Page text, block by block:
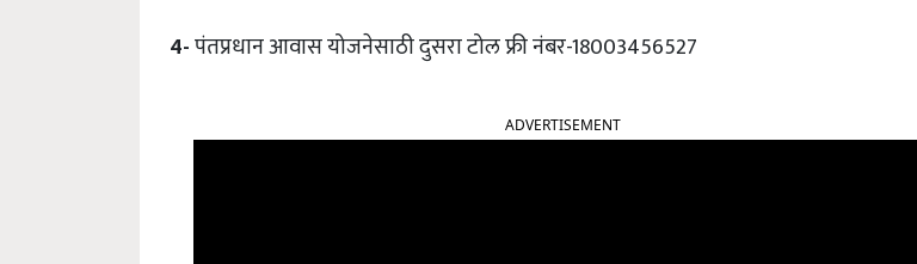
4-पंतप्रधान आवास योजनेसाठी दुसरा टोल फ्री नंबर-18003456527